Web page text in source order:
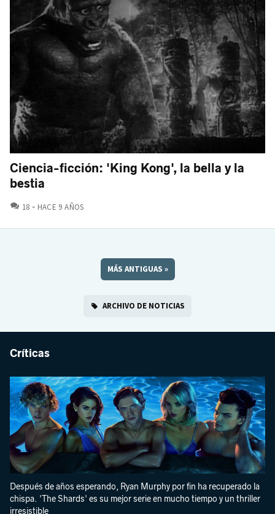
Ciencia-ficción: 'King Kong', la bella y la
bestia
18 COMENTARIOS
HACE 9 AÑOS
MÁS ANTIGUAS »
ARCHIVO DE NOTICIAS
Críticas
Después de años esperando, Ryan Murphy por fin ha recuperado la
chispa. 'The Shards' es su mejor serie en mucho tiempo y un thriller
irresistible